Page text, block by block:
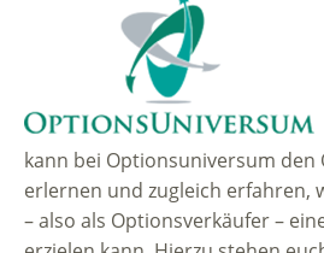
kann bei Optionsuniversum den
erlernen und zugleich erfahren,
– also als Optionsverkäufer –